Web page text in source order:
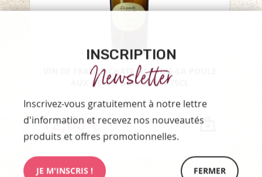
VIN DE FRANCE-CHATEAU AYDIE-LA POULE
AUX OEUFS D OR-DOUX-75CL
12,00 €
INSCRIPTION
Newsletter
Inscrivez-vous gratuitement à notre lettre
d'information et recevez nos nouveautés
produits et offres promotionnelles.
JE M'INSCRIS ! FERMER